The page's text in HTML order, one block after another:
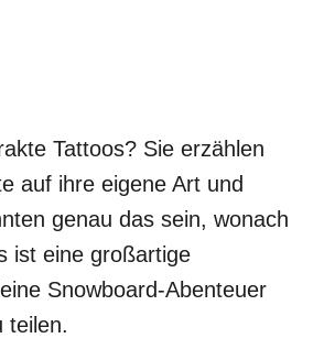
Tattoos? Sie erzählen
auf ihre eigene Art und
genau das sein, wonach
ist eine großartige
Snowboard-Abenteuer
teilen.